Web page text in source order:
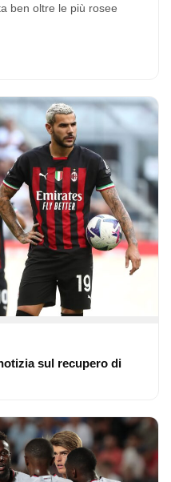
ben oltre le più rosee
sul recupero di